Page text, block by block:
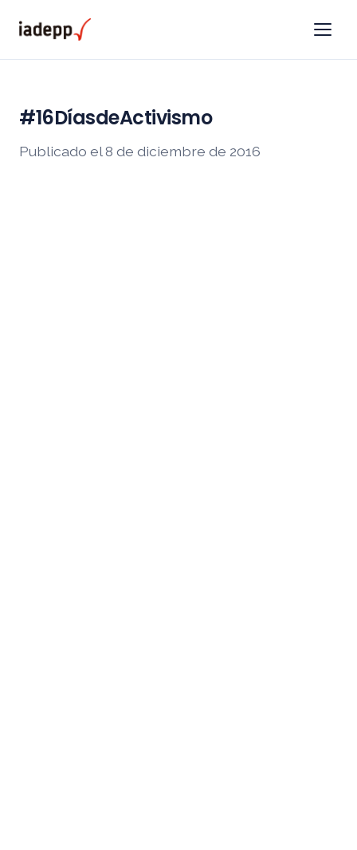
#16DíasdeActivismo
Publicado el 8 de diciembre de 2016